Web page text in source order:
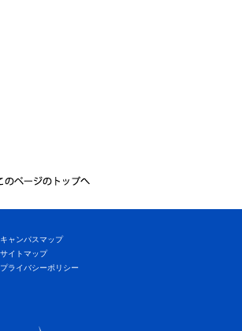
キャンパスマップ
サイトマップ
プライバシーポリシー